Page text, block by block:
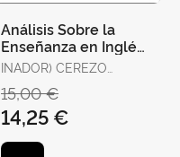
Análisis Sobre la
Enseñanza en Inglés
en la Comunitat
Valenciana Desde la
Perspe
INADOR) CEREZO
(COORD
15,00 €
14,25 €